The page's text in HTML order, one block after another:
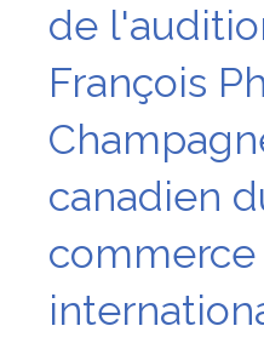
de
François
canadien
commerce